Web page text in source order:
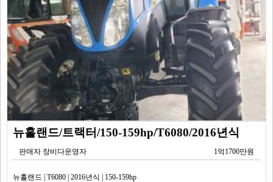
뉴홀랜드/트랙터/150-159hp/T6080/2016년식
판매자 장비다운영자 1억1700만원
뉴홀랜드 | T6080 | 2016년식 | 150-159hp